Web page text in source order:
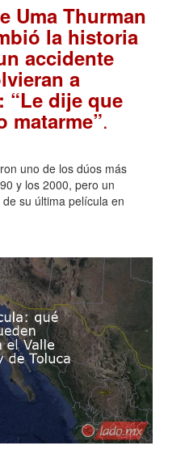
Uma Thurman
la historia
accidente
a
“Le dije que
matarme”.
uno de los dúos más
y los 2000, pero un
su última película en